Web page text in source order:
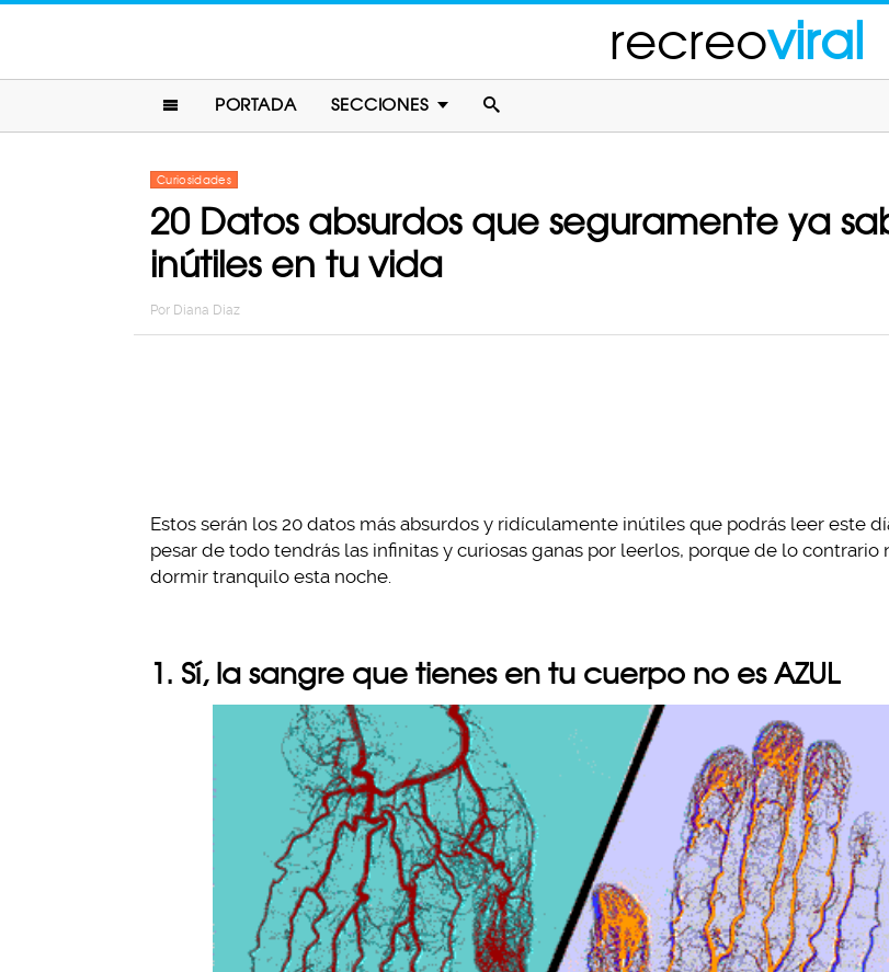
recreoviral
PORTADA SECCIONES
Curiosidades
20 Datos absurdos que seguramente ya
inútiles en tu vida
Por Diana Diaz
Estos serán los 20 datos más absurdos y ridículamente inútiles que podrás leer este
pesar de todo tendrás las infinitas y curiosas ganas por leerlos, porque de lo contrario
dormir tranquilo esta noche.
1. Sí, la sangre que tienes en tu cuerpo no es AZUL